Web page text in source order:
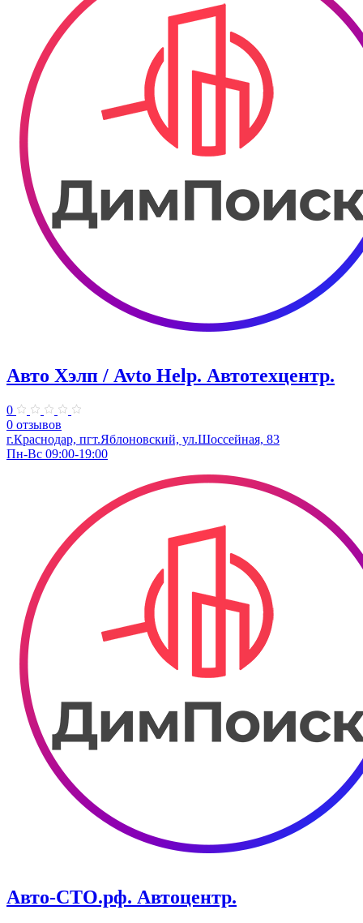
Авто Хэлп / Avto Help. Автотехцентр.
0
0 отзывов
г.Краснодар, пгт.Яблоновский, ул.Шоссейная, 83
Пн-Вс 09:00-19:00
Авто-СТО.рф. Автоцентр.